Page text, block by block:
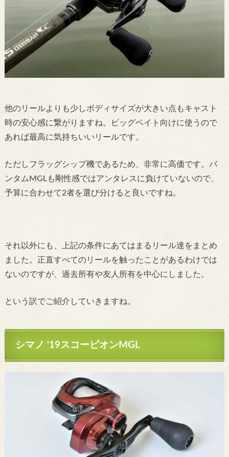
他のリールよりも少しボディサイズが大きい点もキャスト
時の安心感に繋がりますね。ビッグベイト向けに使うので
あれば最高に気持ちいいリールです。
ただしフラッグシップ機であるため、非常に高価です。バ
ンタムMGLも剛性感ではアンタレスに負けていないので、
予算に合わせて2者を選び分けると良いですね。
それ以外にも、上記の条件にあてはまるリール達をまとめ
ました。正直すべてのリールを触ったことがあるわけでは
ないのですが、過去所有や友人所有を中心にしました。
という訳でご紹介していきますね。
シマノ ‘19スコーピオンMGL